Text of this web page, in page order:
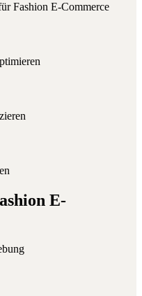
Fashion E-Commerce
E-